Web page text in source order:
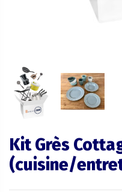
Kit Grès
(cuisine/